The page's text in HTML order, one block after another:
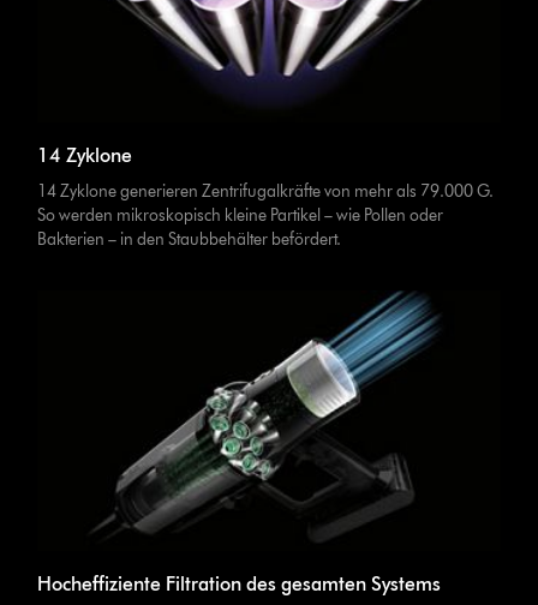
14 Zyklone
14 Zyklone generieren Zentrifugalkräfte von mehr als 79.000 G.
So werden mikroskopisch kleine Partikel – wie Pollen oder
Bakterien – in den Staubbehälter befördert.
Hocheffiziente Filtration des gesamten Systems